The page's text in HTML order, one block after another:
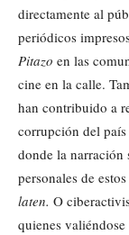
directamente al
periódicos
Pitazo en las
cine en la calle.
han contribuido a
corrupción del
donde la narración
personales de
laten. O
quienes